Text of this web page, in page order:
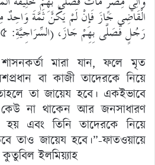
الْقَاضِي جَازَ فَإِنْ لَمْ يَكُنْ ثَمَّةَ وَاحِدٌ
رَجُلٍ فَصَلَّى بِهِمْ جَازَ، (السِّرَاجِيَّةِ: ১০৫)
মারা যান, ফলে মৃত
বা কাজী তাদেরকে নিয়ে
তা জায়েয হবে। একইভাবে
না থাকেন আর জনসাধারণ
এবং তিনি তাদেরকে নিয়ে
তাও জায়েয হবে।”-ফাতওয়ায়ে
ইলমিয়্যাহ